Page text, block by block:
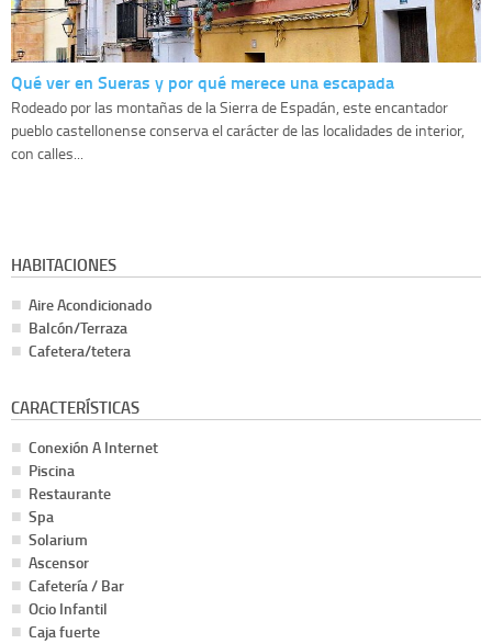
Qué ver en Sueras y por qué merece una escapada
Rodeado por las montañas de la Sierra de Espadán, este encantador
pueblo castellonense conserva el carácter de las localidades de interior,
con calles...
HABITACIONES
Aire Acondicionado
Balcón/Terraza
Cafetera/tetera
CARACTERÍSTICAS
Conexión A Internet
Piscina
Restaurante
Spa
Solarium
Ascensor
Cafetería / Bar
Ocio Infantil
Caja fuerte